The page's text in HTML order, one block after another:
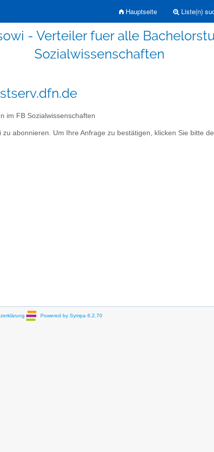
Hauptseite Liste(n)
- Verteiler fuer alle
Sozialwissenschaften
im FB Sozialwissenschaften
abonnieren. Um Ihre Anfrage zu bestätigen, klicken Sie bitte
Powered by Sympa 6.2.70